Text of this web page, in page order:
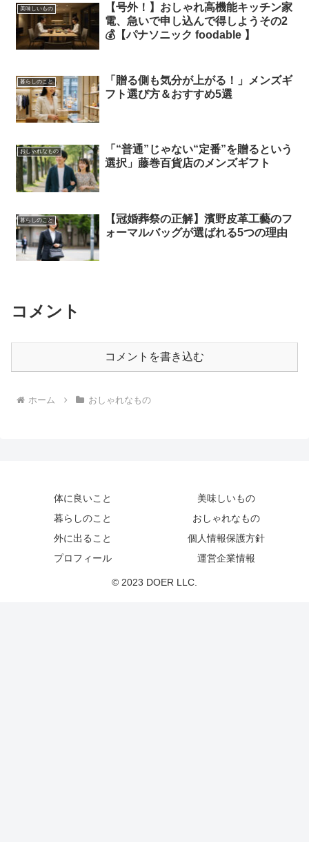
美味しいもの
【号外！】おしゃれ高機能キッチン家
電、急いで申し込んで得しようその2
💰【パナソニック foodable 】
暮らしのこと
「贈る側も気分が上がる！」メンズギ
フト選び方＆おすすめ5選
おしゃれなもの
「“普通”じゃない“定番”を贈るという
選択」藤巻百貨店のメンズギフト
暮らしのこと
【冠婚葬祭の正解】濱野皮革工藝のフ
ォーマルバッグが選ばれる5つの理由
コメント
コメントを書き込む
ホーム おしゃれなもの
体に良いこと
美味しいもの
暮らしのこと
おしゃれなもの
外に出ること
個人情報保護方針
プロフィール
運営企業情報
© 2023 DOER LLC.